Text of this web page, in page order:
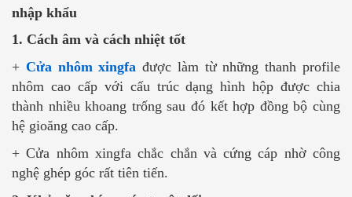
nhập khẩu
1. Cách âm và cách nhiệt tốt
+ Cửa nhôm xingfa được làm từ những thanh profile
nhôm cao cấp với cấu trúc dạng hình hộp được chia
thành nhiều khoang trống sau đó kết hợp đồng bộ cùng
hệ gioăng cao cấp.
+ Cửa nhôm xingfa chắc chắn và cứng cáp nhờ công
nghệ ghép góc rất tiên tiến.